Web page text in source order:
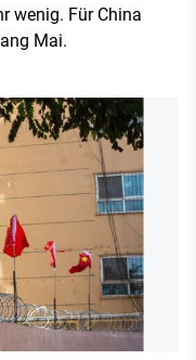
wenig. Für China
Mai.